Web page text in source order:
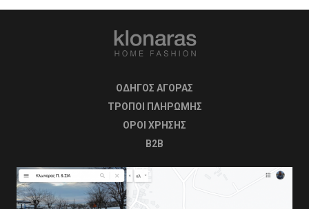
ΟΔΗΓΟΣ ΑΓΟΡΑΣ
ΤΡΟΠΟΙ ΠΛΗΡΩΜΗΣ
OΡΟΙ ΧΡΗΣΗΣ
B2B